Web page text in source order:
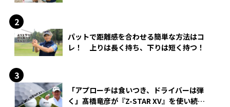
パットで距離感を合わせる簡単な方法はコ
レ！ 上りは長く持ち、下りは短く持つ！
「アプローチは食いつき、ドライバーは弾
く」髙橋竜彦が『Z-STAR XV』を使い続け